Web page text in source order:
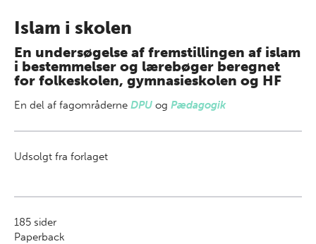
Islam i skolen
En undersøgelse af fremstillingen af islam
i bestemmelser og lærebøger beregnet
for folkeskolen, gymnasieskolen og HF
En del af fagområderne DPU og Pædagogik
Udsolgt fra forlaget
185 sider
Paperback